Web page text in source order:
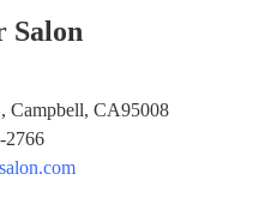
Salon
Campbell, CA95008
2766